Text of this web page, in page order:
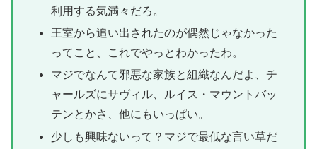
利用する気満々だろ。
王室から追い出されたのが偶然じゃなかった
ってこと、これでやっとわかったわ。
マジでなんて邪悪な家族と組織なんだよ、チ
ャールズにサヴィル、ルイス・マウントバッ
テンとかさ、他にもいっぱい。
少しも興味ないって？マジで最低な言い草だ